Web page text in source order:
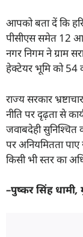
आपको बता दें कि
पीसीएस समेत 12
नगर निगम ने ग्राम
हेक्टेयर भूमि को 54
राज्य सरकार
नीति पर दृढ़ता से
जवाबदेही सुनिश्चित
पर अनियमितता पाए
किसी भी स्तर का
–पुष्कर सिंह धामी,